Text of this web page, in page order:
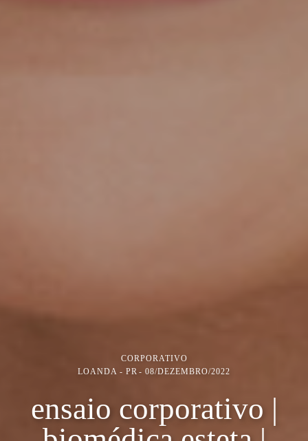
CORPORATIVO
LOANDA - PR
08/DEZEMBRO/2022
ensaio corporativo |